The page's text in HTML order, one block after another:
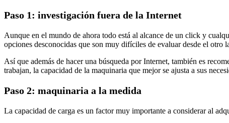
Paso 1: investigación fuera de la Internet
Aunque en el mundo de ahora todo está al alcance de un click y
opciones desconocidas que son muy difíciles de evaluar desde el
Así que además de hacer una búsqueda por Internet, también es
trabajan, la capacidad de la maquinaria que mejor se ajusta a sus
Paso 2: maquinaria a la medida
La capacidad de carga es un factor muy importante a considerar al